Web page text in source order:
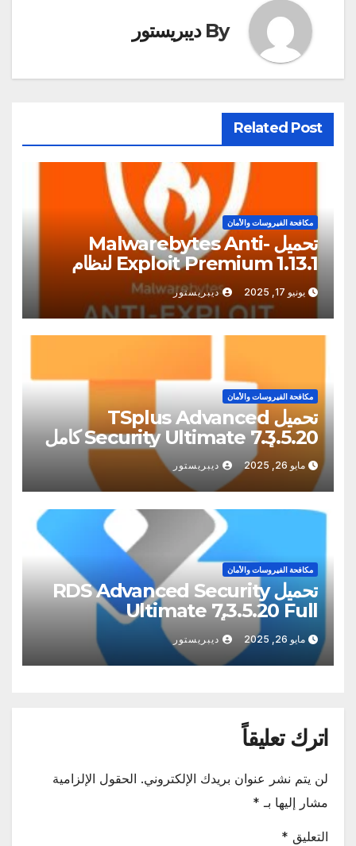
By ديبريستور
Related Post
مكافحة الفيروسات والأمان
تحميل Malwarebytes Anti-
Exploit Premium 1.13.1 لنظام
التشغيل Windows
يونيو 17, 2025 ديبريستور
مكافحة الفيروسات والأمان
تحميل TSplus Advanced
Security Ultimate 7.3.5.20 كامل
مفعل أحدث
مايو 26, 2025 ديبريستور
مكافحة الفيروسات والأمان
تحميل RDS Advanced Security
Ultimate 7.3.5.20 Full
Activated أحدث
مايو 26, 2025 ديبريستور
اترك تعليقاً
لن يتم نشر عنوان بريدك الإلكتروني. الحقول الإلزامية
مشار إليها بـ *
التعليق *